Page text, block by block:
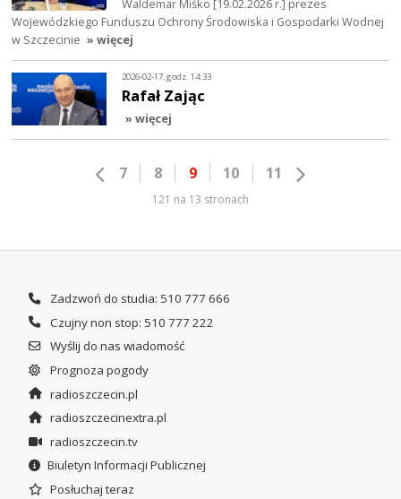
Waldemar Miśko [19.02.2026 r.] prezes
Wojewódzkiego Funduszu Ochrony Środowiska i Gospodarki Wodnej
w Szczecinie » więcej
2026-02-17, godz. 14:33
Rafał Zając
» więcej
7 8 9 10 11
121 na 13 stronach
Zadzwoń do studia: 510 777 666
Czujny non stop: 510 777 222
Wyślij do nas wiadomość
Prognoza pogody
radioszczecin.pl
radioszczecinextra.pl
radioszczecin.tv
Biuletyn Informacji Publicznej
Posłuchaj teraz